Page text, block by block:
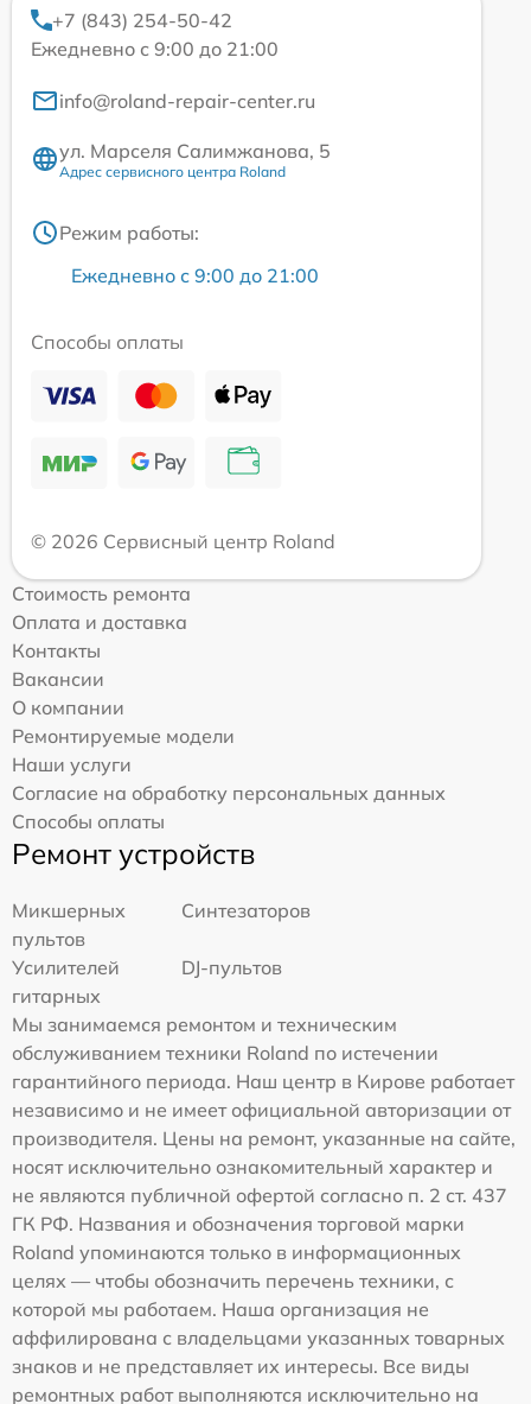
+7 (843) 254-50-42
Ежедневно с 9:00 до 21:00
info@roland-repair-center.ru
ул. Марселя Салимжанова, 5
Адрес сервисного центра Roland
Режим работы:
Ежедневно с 9:00 до 21:00
Способы оплаты
© 2026 Сервисный центр Roland
Стоимость ремонта
Оплата и доставка
Контакты
Вакансии
О компании
Ремонтируемые модели
Наши услуги
Согласие на обработку персональных данных
Способы оплаты
Ремонт устройств
Микшерных
пультов
Синтезаторов
Усилителей
гитарных
DJ-пультов
Мы занимаемся ремонтом и техническим
обслуживанием техники Roland по истечении
гарантийного периода. Наш центр в Кирове работает
независимо и не имеет официальной авторизации от
производителя. Цены на ремонт, указанные на сайте,
носят исключительно ознакомительный характер и
не являются публичной офертой согласно п. 2 ст. 437
ГК РФ. Названия и обозначения торговой марки
Roland упоминаются только в информационных
целях — чтобы обозначить перечень техники, с
которой мы работаем. Наша организация не
аффилирована с владельцами указанных товарных
знаков и не представляет их интересы. Все виды
ремонтных работ выполняются исключительно на